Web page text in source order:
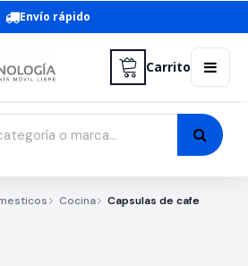
Envío rápido
Carrito
Cocina Capsulas de cafe